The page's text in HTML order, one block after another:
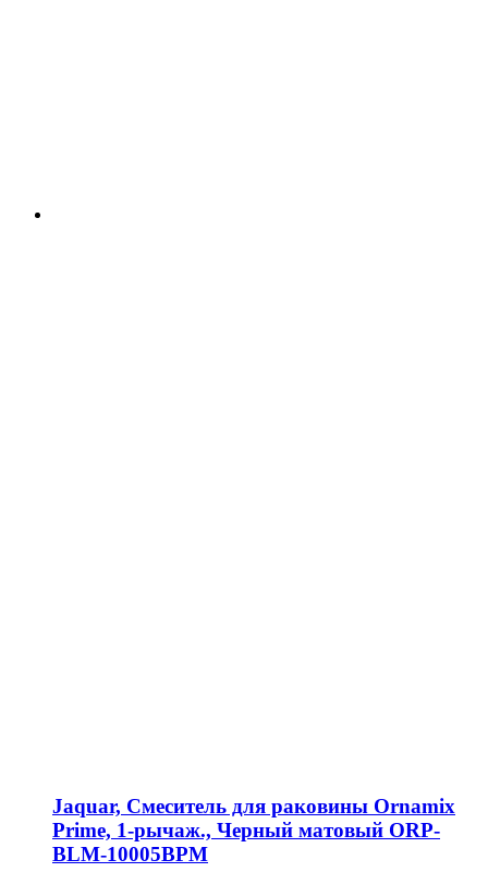
Jaquar, Смеситель для раковины Ornamix
Prime, 1-рычаж., Черный матовый ORP-
BLM-10005BPM